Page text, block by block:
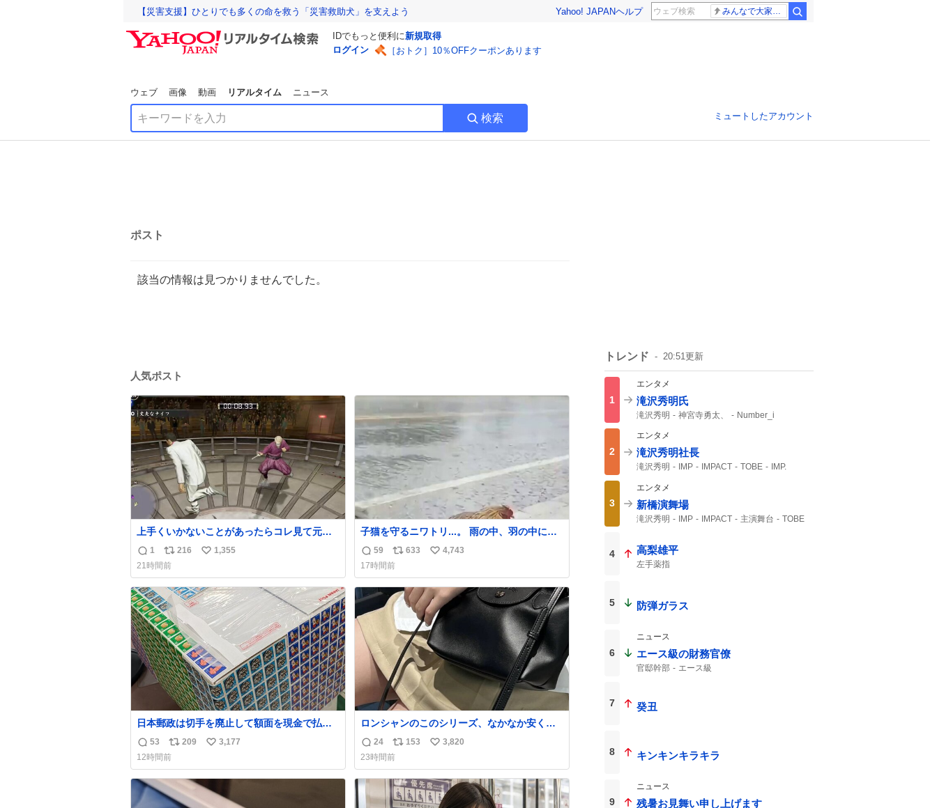
【災害支援】ひとりでも多くの命を救う「災害救助犬」を支えよう Yahoo! JAPANヘルプ みんなで大家さん 2881億円
IDでもっと便利に新規取得
ログイン
［おトク］10％OFFクーポンあります
ウェブ 画像 動画 リアルタイム ニュース
検索 ミュートしたアカウント
ポスト
該当の情報は見つかりませんでした。
人気ポスト
上手くいかないことがあったらコレ見て元気
出してほしい。海外のギャグコメディ番組だ
ったらお笑いボイスが入る
返
信
数
1
リ
ポ
ス
ト
数
216
い
ね
数
1,355
21時間前
子猫を守るニワトリ...。 雨の中、羽の中に子
猫を入れて守る姿に感動した！！ 愛は種族を
超える！
返
信
数
59
リ
ポ
ス
ト
数
633
い
ね
数
4,743
17時間前
日本郵政は切手を廃止して額面を現金で払い
戻せ2026 #日本郵政 @JapanPostHD_PR
返
信
数
53
リ
ポ
ス
ト
209
い
ね
数
3,177
12時間前
ロンシャンのこのシリーズ、なかなか安くな
らないのにセール価格になってる🖤✨レザー
なのが反則級にかわいい。持ってるだけでコ
ーデが格上げされる。
返
信
数
24
リ
ポ
ス
ト
153
い
ね
数
3,820
23時間前
トレンド 20:51更新
1
エンタメ
滝沢秀明氏
滝沢秀明 神宮寺勇太、 Number_i
2
エンタメ
滝沢秀明社長
滝沢秀明 IMP IMPACT TOBE
IMP.
3
エンタメ
新橋演舞場
滝沢秀明 IMP IMPACT 主演舞台
TOBE
4 高梨雄平
左手薬指
5 防弾ガラス
6
ニュース
エース級の財務官僚
官邸幹部 エース級
7 癸丑
8 キンキンキラキラ
9
ニュース
残暑お見舞い申し上げます